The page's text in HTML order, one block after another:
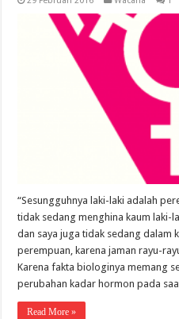
“Sesungguhnya laki-laki adalah
tidak sedang menghina kaum laki-
dan saya juga tidak sedang dalam
perempuan, karena jaman rayu-
Karena fakta biologinya memang
perubahan kadar hormon pada
Read More »